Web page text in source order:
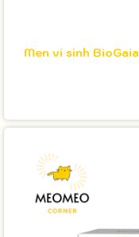
Men vi sinh